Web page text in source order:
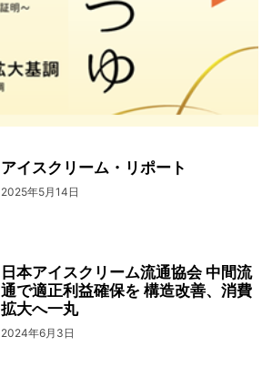
アイスクリーム・リポート
2025年5月14日
日本アイスクリーム流通協会 中間流
通で適正利益確保を 構造改善、消費
拡大へ一丸
2024年6月3日